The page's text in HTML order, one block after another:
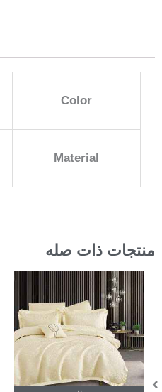
Color
Material
منتجات ذات صله